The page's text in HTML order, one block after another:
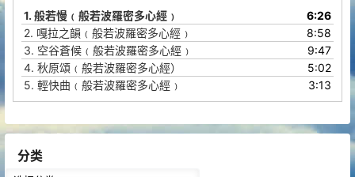
播
放
器
1. 般若慢﹙般若波羅密多心經﹚
6:26
2. 嘎拉之韻﹙般若波羅密多心經﹚
8:58
3. 空谷蒼候﹙般若波羅密多心經﹚
9:47
4. 秋原頌﹙般若波羅密多心經）
5:02
5. 輕快曲﹙般若波羅密多心經﹚ 3:13
分类